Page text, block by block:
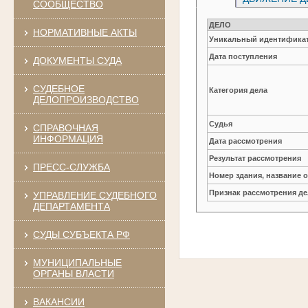
СООБЩЕСТВО
НОРМАТИВНЫЕ АКТЫ
ДОКУМЕНТЫ СУДА
СУДЕБНОЕ
ДЕЛОПРОИЗВОДСТВО
СПРАВОЧНАЯ
ИНФОРМАЦИЯ
ПРЕСС-СЛУЖБА
УПРАВЛЕНИЕ СУДЕБНОГО
ДЕПАРТАМЕНТА
СУДЫ СУБЪЕКТА РФ
МУНИЦИПАЛЬНЫЕ
ОРГАНЫ ВЛАСТИ
ВАКАНСИИ
ДЕЛО
Уникальный
Дата поступления
Категория дела
Судья
Дата рассмотрения
Результат рассмотрения
Номер здания, название
Признак рассмотрения